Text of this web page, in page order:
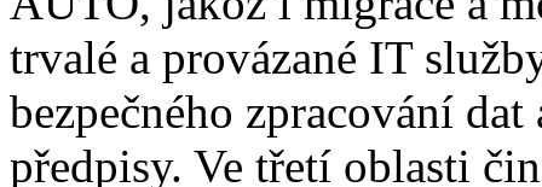
trvalé a provázané IT
bezpečného zpracování
předpisy. Ve třetí oblasti